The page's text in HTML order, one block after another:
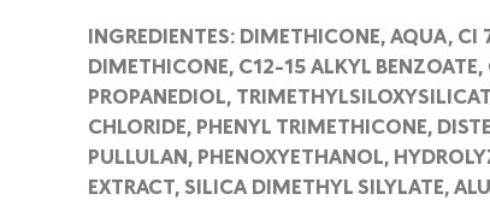
INGREDIENTES: DIMETHICONE, AQUA,
DIMETHICONE, C12-15 ALKYL
PROPANEDIOL,
CHLORIDE, PHENYL TRIMETHICONE,
PULLULAN, PHENOXYETHANOL,
EXTRACT, SILICA DIMETHYL SILYLATE,